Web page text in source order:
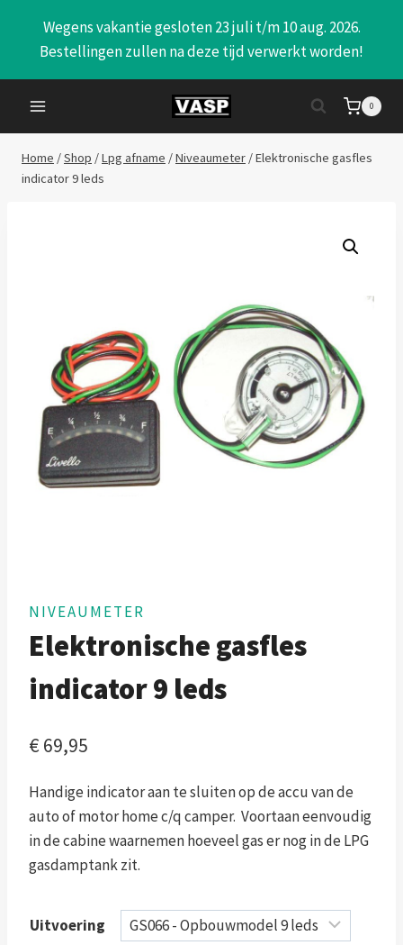
inhoud
Wegens vakantie gesloten 23 juli t/m 10 aug. 2026.
Bestellingen zullen na deze tijd verwerkt worden!
0
Home /Shop /Lpg afname /Niveaumeter /Elektronische gasfles
indicator 9 leds
NIVEAUMETER
Elektronische gasfles
indicator 9 leds
€ 69,95
Handige indicator aan te sluiten op de accu van de
auto of motor home c/q camper. Voortaan eenvoudig
in de cabine waarnemen hoeveel gas er nog in de LPG
gasdamptank zit.
Uitvoering